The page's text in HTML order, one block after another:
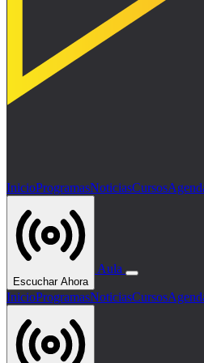
InicioProgramasNoticiasCursos
Escuchar Ahora
Aula
InicioProgramasNoticiasCursos